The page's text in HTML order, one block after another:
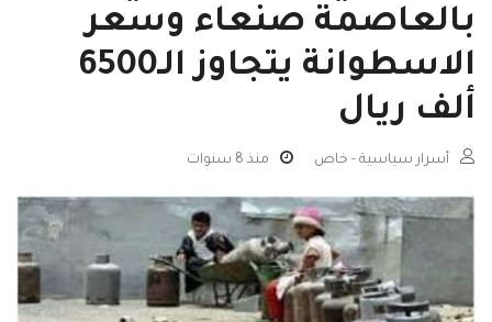
بالعاصمة صنعاء وسعر
الاسطوانة يتجاوز الـ6500
ألف ريال
أسرار سياسية - خاص منذ 8 سنوات